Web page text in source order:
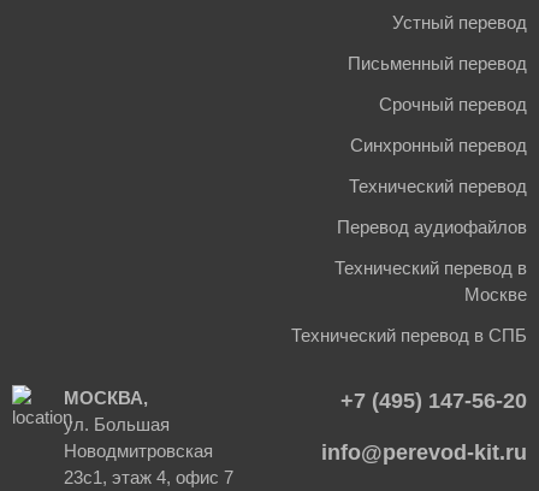
Устный перевод
Письменный перевод
Срочный перевод
Синхронный перевод
Технический перевод
Перевод аудиофайлов
Технический перевод в
Москве
Технический перевод в СПБ
МОСКВА,
ул. Большая
Новодмитровская
23с1, этаж 4, офис 7
+7 (495) 147-56-20
info@perevod-kit.ru